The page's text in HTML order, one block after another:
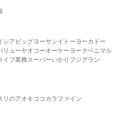
シア ビッグヨーサンイトーヨーカドー
リューヤオコーオーケー ヨークベニマル
イフ業務スーパーいかり フジグラン
リのアオキ ココカラファイン